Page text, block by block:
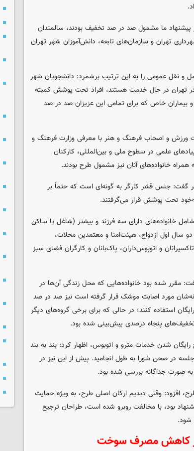
پیشنهاد ما مشمول صد در صد تخفیف بودند، سالمندان
تهران و سازمان‌های تابعه، دانش‌آموزان شهر تهران
و نقل عمومی را به این ترتیب برشمرد: دانشجویان شهر
تهران در حال خدمت هستند، افراد تحت پوشش کمیته
بیماران خاص که برای تمامی این عزیزان صد در صد
ورزش و اصحاب فرهنگ و هنر با معرفی وزارت فرهنگ و
علمی در سطوح ملی و بین‌المللی، کارکنان
خانواده‌های آنان نیز مشمول طرح بودند.
گفت: جنس قشر کارگر به گونه‌ای است که حتماً بر
تحت پوشش قرار می‌گرفتند.
خانواده‌های دارای سه فرزند و بیشتر (شاغل یا ساکن
سال اول ازدواج، هیئت‌امنا و معتمدین محلات،
و اتوبوس‌داران، پاک‌بانان و کارگران فضای سبز
مقرر شده بود خانواده‌هایی که محل زندگی آن‌ها در
مورد اصابت موشک قرار گرفته است نیز صد در صد
استفاده کنند؛ در حالی که برای برخی گروه‌های دیگر
تخفیف‌های پنجاه درصدی پیش‌بینی شده بود.
شدن خدمات مترو و اتوبوس، اظهار کرد: بند به بند
در صحن شورا به طول انجامید. پیش از این نیز در
صورت جداگانه بررسی شده بود.
افزود: وقتی دیدیم ارکان اصلی طرح، به ویژه حمایت
بود، با مخالفت روبرو شده است، طراحان ترجیح
شود.
بر کاهش مصرف سوخت